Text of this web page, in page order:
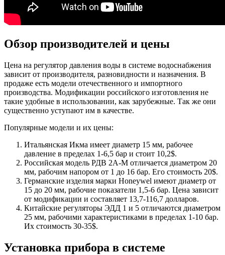
Обзор производителей и цены
Цена на регулятор давления воды в системе водоснабжения
зависит от производителя, разновидности и назначения. В
продаже есть модели отечественного и импортного
производства. Модификации российского изготовления не
такие удобные в использовании, как зарубежные. Так же они
существенно уступают им в качестве.
Популярные модели и их цены:
Итальянская Икма имеет диаметр 15 мм, рабочее
давление в пределах 1-6,5 бар и стоит 10,2$.
Российская модель РДВ 2А-М отличается диаметром 20
мм, рабочим напором от 1 до 16 бар. Его стоимость 20$.
Германские изделия марки Honeywel имеют диаметр от
15 до 20 мм, рабочие показатели 1,5-6 бар. Цена зависит
от модификации и составляет 13,7-116,7 долларов.
Китайские регуляторы ЭДД 1 и 5 отличаются диаметром
25 мм, рабочими характеристиками в пределах 1-10 бар.
Их стоимость 30-35$.
Установка прибора в системе